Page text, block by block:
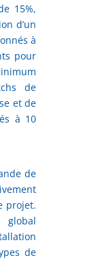
15%,
d’un
à
pour
de
et de
à 10
de
projet.
de